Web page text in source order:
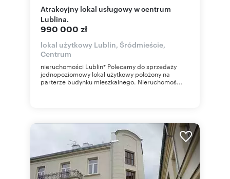
Atrakcyjny lokal usługowy w centrum
Lublina.
990 000 zł
lokal użytkowy Lublin, Śródmieście,
Centrum
nieruchomości Lublin* Polecamy do sprzedaży
jednopoziomowy lokal użytkowy położony na
parterze budynku mieszkalnego. Nieruchomoś...